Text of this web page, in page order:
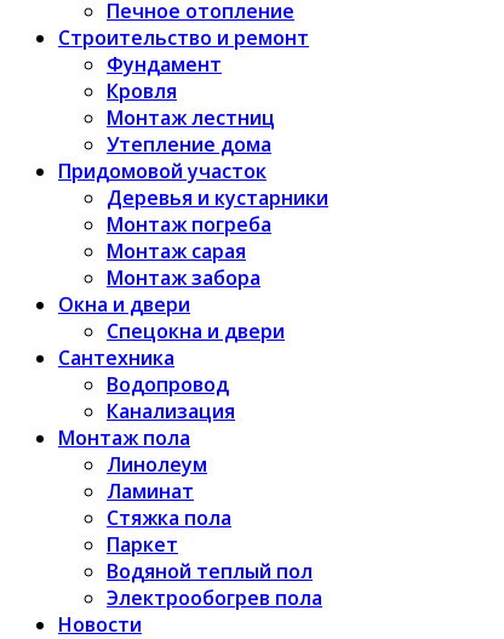
Печное отопление
Строительство и ремонт
Фундамент
Кровля
Монтаж лестниц
Утепление дома
Придомовой участок
Деревья и кустарники
Монтаж погреба
Монтаж сарая
Монтаж забора
Окна и двери
Спецокна и двери
Сантехника
Водопровод
Канализация
Монтаж пола
Линолеум
Ламинат
Стяжка пола
Паркет
Водяной теплый пол
Электрообогрев пола
Новости